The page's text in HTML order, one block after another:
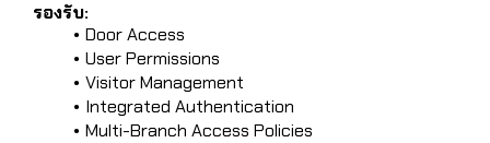
รองรับ:
Door Access
User Permissions
Visitor Management
Integrated Authentication
Multi-Branch Access Policies